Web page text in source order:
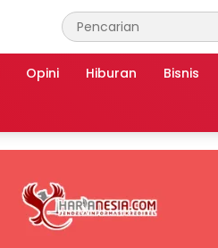
Opini Hiburan Bisnis